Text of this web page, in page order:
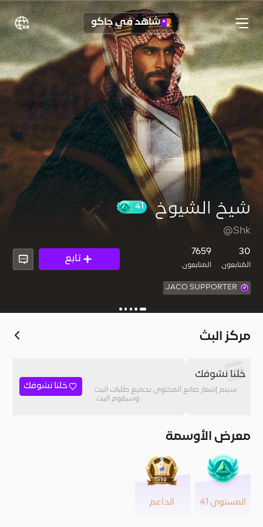
شاهد في جاكو
شيخ الشيوخ
@Shk
30
المُتابعون
7659
المتابعون
تابع
JACO SUPPORTER
مركز البث
خلنا نشوفك
سيتم إشعار صانع المحتوى بجميع طلبات البث
وسيقوم البث.
خلنا نشوفك
معرض الأوسمة
المستوى 41 الداعم